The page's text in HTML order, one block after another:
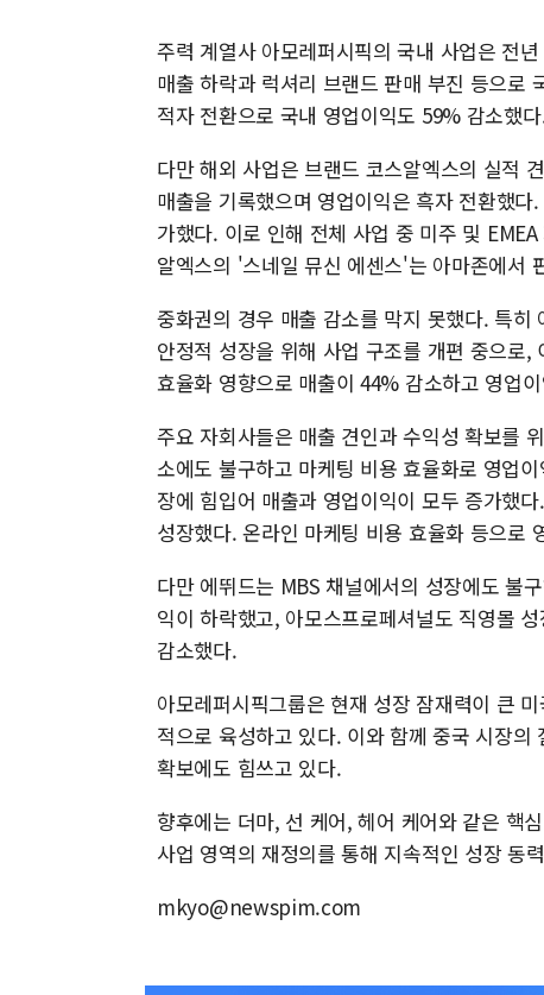
주력 계열사 아모레퍼시픽의 국내 사업은 전
매출 하락과 럭셔리 브랜드 판매 부진 등으로
적자 전환으로 국내 영업이익도 59% 감소했
다만 해외 사업은 브랜드 코스알엑스의 실적
매출을 기록했으며 영업이익은 흑자 전환했
가했다. 이로 인해 전체 사업 중 미주 및
알엑스의 '스네일 뮤신 에센스'는 아마존에서
중화권의 경우 매출 감소를 막지 못했다. 특
안정적 성장을 위해 사업 구조를 개편 중으로
효율화 영향으로 매출이 44% 감소하고 영업
주요 자회사들은 매출 견인과 수익성 확보를
소에도 불구하고 마케팅 비용 효율화로 영업
장에 힘입어 매출과 영업이익이 모두 증가했
성장했다. 온라인 마케팅 비용 효율화 등으로
다만 에뛰드는 MBS 채널에서의 성장에도 불
익이 하락했고, 아모스프로페셔널도 직영몰
감소했다.
아모레퍼시픽그룹은 현재 성장 잠재력이 큰
적으로 육성하고 있다. 이와 함께 중국 시장
확보에도 힘쓰고 있다.
향후에는 더마, 선 케어, 헤어 케어와 같은 핵
사업 영역의 재정의를 통해 지속적인 성장 동
mkyo@newspim.com